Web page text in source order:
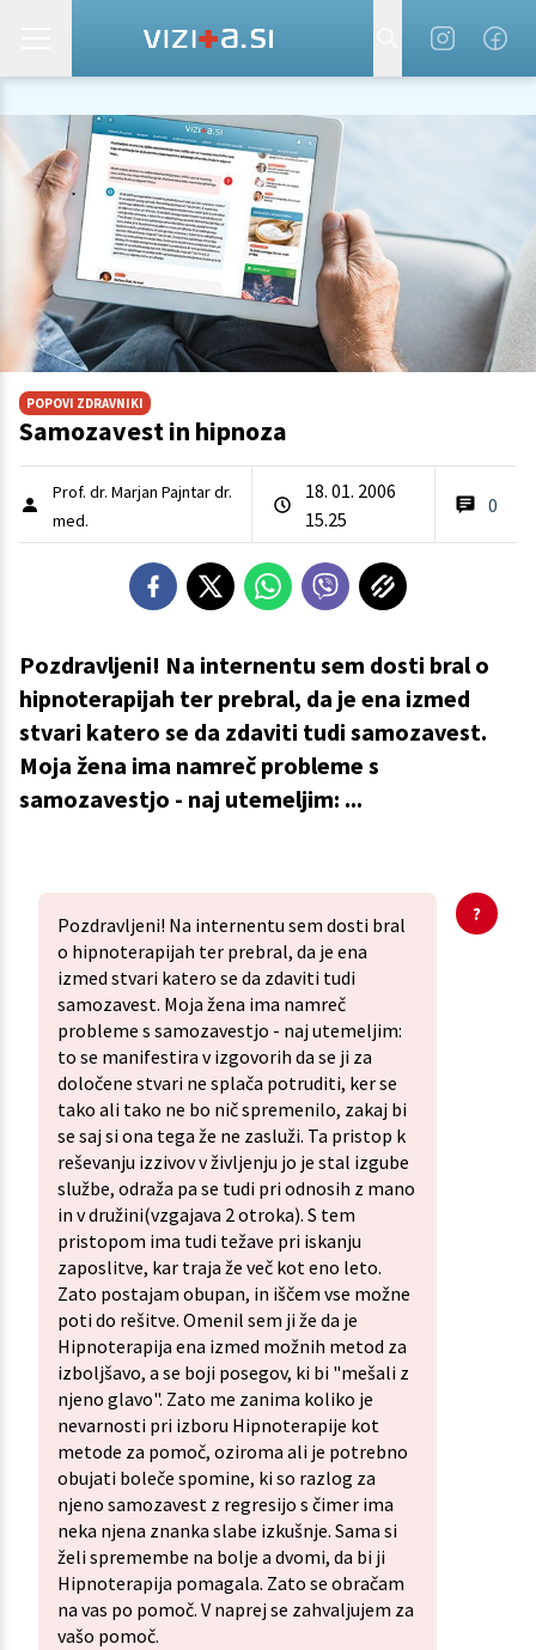
POPOVI ZDRAVNIKI
Samozavest in hipnoza
Prof. dr. Marjan Pajntar dr.
med.
18. 01. 2006
15.25
0
Pozdravljeni! Na internentu sem dosti bral o
hipnoterapijah ter prebral, da je ena izmed
stvari katero se da zdaviti tudi samozavest.
Moja žena ima namreč probleme s
samozavestjo - naj utemeljim: ...
Pozdravljeni! Na internentu sem dosti bral
o hipnoterapijah ter prebral, da je ena
izmed stvari katero se da zdaviti tudi
samozavest. Moja žena ima namreč
probleme s samozavestjo - naj utemeljim:
to se manifestira v izgovorih da se ji za
določene stvari ne splača potruditi, ker se
tako ali tako ne bo nič spremenilo, zakaj bi
se saj si ona tega že ne zasluži. Ta pristop k
reševanju izzivov v življenju jo je stal izgube
službe, odraža pa se tudi pri odnosih z mano
in v družini(vzgajava 2 otroka). S tem
pristopom ima tudi težave pri iskanju
zaposlitve, kar traja že več kot eno leto.
Zato postajam obupan, in iščem vse možne
poti do rešitve. Omenil sem ji že da je
Hipnoterapija ena izmed možnih metod za
izboljšavo, a se boji posegov, ki bi "mešali z
njeno glavo". Zato me zanima koliko je
nevarnosti pri izboru Hipnoterapije kot
metode za pomoč, oziroma ali je potrebno
obujati boleče spomine, ki so razlog za
njeno samozavest z regresijo s čimer ima
neka njena znanka slabe izkušnje. Sama si
želi spremembe na bolje a dvomi, da bi ji
Hipnoterapija pomagala. Zato se obračam
na vas po pomoč. V naprej se zahvaljujem za
vašo pomoč.